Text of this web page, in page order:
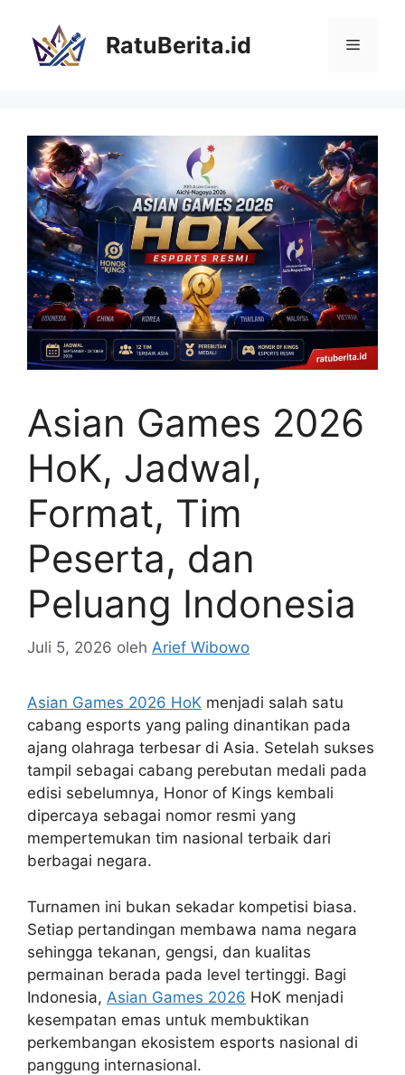
RatuBerita.id Menu
Asian Games 2026
HoK, Jadwal,
Format, Tim
Peserta, dan
Peluang Indonesia
Juli 5, 2026 oleh Arief Wibowo
Asian Games 2026 HoK menjadi salah satu
cabang esports yang paling dinantikan pada
ajang olahraga terbesar di Asia. Setelah sukses
tampil sebagai cabang perebutan medali pada
edisi sebelumnya, Honor of Kings kembali
dipercaya sebagai nomor resmi yang
mempertemukan tim nasional terbaik dari
berbagai negara.
Turnamen ini bukan sekadar kompetisi biasa.
Setiap pertandingan membawa nama negara
sehingga tekanan, gengsi, dan kualitas
permainan berada pada level tertinggi. Bagi
Indonesia, Asian Games 2026 HoK menjadi
kesempatan emas untuk membuktikan
perkembangan ekosistem esports nasional di
panggung internasional.